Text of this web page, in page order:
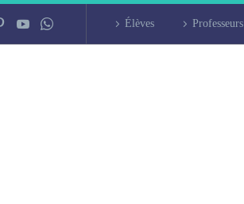
Élèves Professeurs